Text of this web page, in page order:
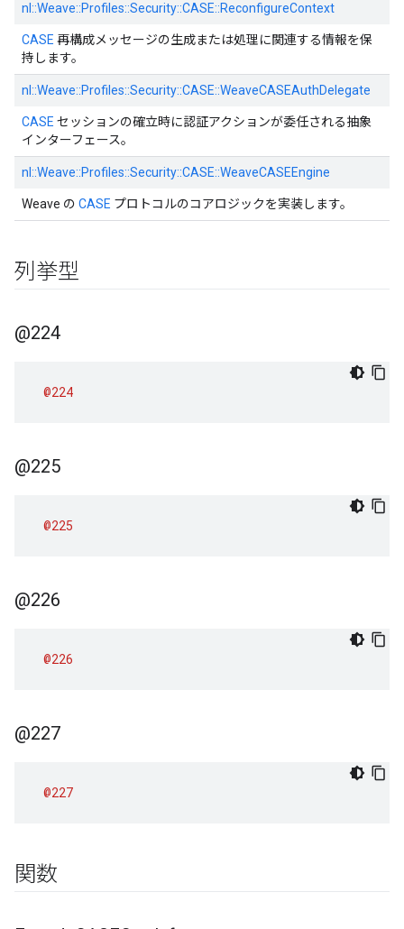
nl::Weave::Profiles::Security::CASE::ReconfigureContext
CASE 再構成メッセージの生成または処理に関連する情報を保
持します。
nl::Weave::Profiles::Security::CASE::WeaveCASEAuthDelegate
CASE セッションの確立時に認証アクションが委任される抽象
インターフェース。
nl::Weave::Profiles::Security::CASE::WeaveCASEEngine
Weave の CASE プロトコルのコアロジックを実装します。
列挙型
@224
@224
@225
@225
@226
@226
@227
@227
関数